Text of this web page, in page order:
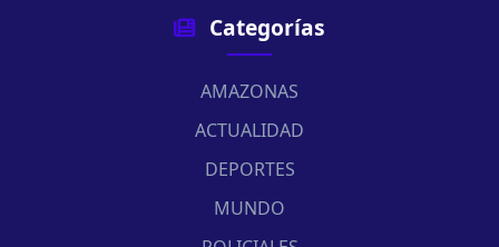
Categorías
AMAZONAS
ACTUALIDAD
DEPORTES
MUNDO